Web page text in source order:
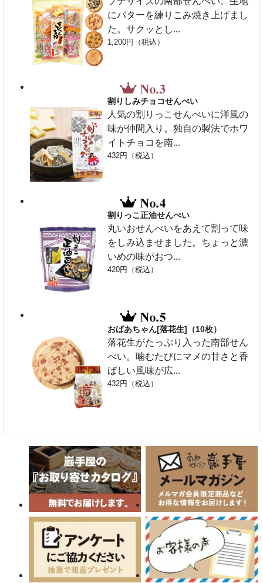
にバターを練りこみ焼き上げまし
た。サクッとし...
1,200円（税込）
割りしみチョコせんべい
人気の割りっこせんべいに洋風の
味が仲間入り。独自の製法でホワ
イトチョコを南...
432円（税込）
割りっこ正油せんべい
丸いおせんべいをあえて割って味
をしみ込ませました。ちょっと濃
いめの味がおつ...
420円（税込）
おばあちゃん[落花生]（10枚）
落花生がたっぷり入った南部せん
べい。噛むたびにマメの甘さと香
ばしい風味が広...
432円（税込）